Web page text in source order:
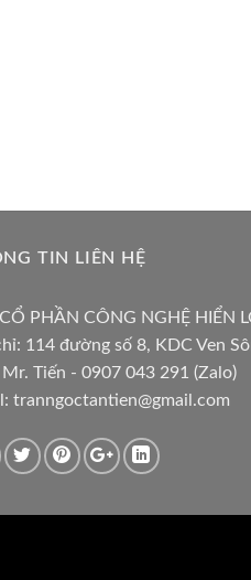
TIN LIÊN HỆ
PHẦN CÔNG NGHỆ HIỂN
114 đường số 8, KDC Ven
Mr. Tiến - 0907 043 291 (Zalo)
tranngoctantien@gmail.com